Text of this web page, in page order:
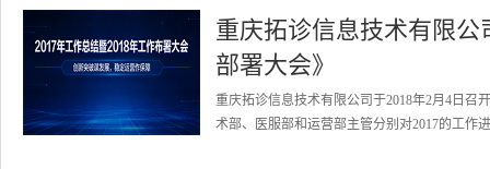
重庆拓诊信息技术有限公
部署大会》
重庆拓诊信息技术有限公司于2018年2月4日召
术部、医服部和运营部主管分别对2017的工作